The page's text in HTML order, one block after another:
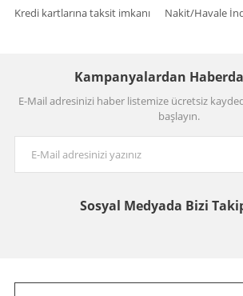
Kredi kartlarına taksit imkanı Nakit/Havale
Kampanyalardan
E-Mail adresinizi haber listemize ücretsiz
başlayın.
Sosyal Medyada Bizi